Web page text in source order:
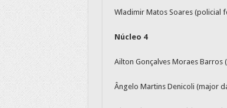
Wladimir Matos Soares (policial
Núcleo 4
Ailton Gonçalves Moraes Barros
Ângelo Martins Denicoli (major